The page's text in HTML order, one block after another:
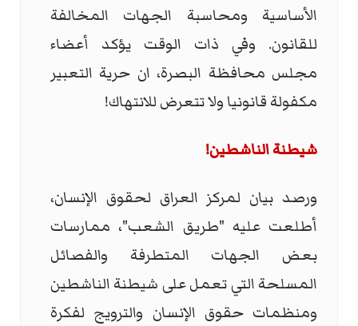
الأساسية ومحاسبة الجهات المخالفة
للقانون. وفي ذات الوقت يؤكد أعضاء
مجلس محافظة البصرة، ان حرية التعبير
مكفولة قانونيا ولا تتعرض للانتهاك!
شيطنة الناشطين!
ورصد بيان لمركز العراق لحقوق الإنسان،
أطلعت عليه "طريق الشعب"، ممارسات
بعض الجهات المتطرفة والفصائل
المسلحة التي تعمل على شيطنة الناشطين
ومنظمات حقوق الإنسان والترويج لفكرة